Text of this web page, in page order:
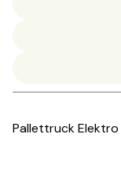
Pallettruck Elektro